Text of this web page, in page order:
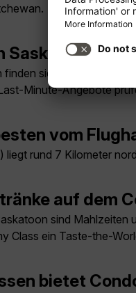
Saskatoon am
sich meist
Minute-Angebote
vom
rund 7 Kilometer
auf dem
sind Mahlzeiten
Class ein Taste-the-
bietet